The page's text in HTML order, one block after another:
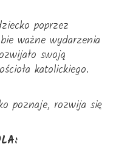
poprzez
ważne wydarzenia
swoją
katolickiego.
poznaje, rozwija się